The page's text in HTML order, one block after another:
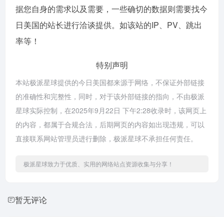
据您自身的需求以及需要，一些确切的数据则需要找今
日美国的站长进行洽谈提供。如该站的IP、PV、跳出
率等！
特别声明
本站极派星球提供的今日美国都来源于网络，不保证外部链接
的准确性和完整性，同时，对于该外部链接的指向，不由极派
星球实际控制，在2025年9月22日 下午2:28收录时，该网页上
的内容，都属于合规合法，后期网页的内容如出现违规，可以
直接联系网站管理员进行删除，极派星球不承担任何责任。
极派星球致力于优质、实用的网络站点资源收集与分享！
暂无评论